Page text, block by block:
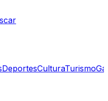
DeportesCulturaTurismo